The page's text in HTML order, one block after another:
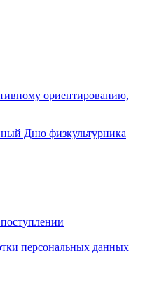
ориентированию,
Дню физкультурника
персональных данных